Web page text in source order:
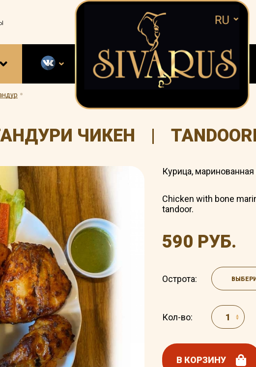
.
ЧИКЕН |
Курица,
Chicken with bone
tandoor.
590 РУБ.
Острота:
Кол-во:
В КОРЗИНУ